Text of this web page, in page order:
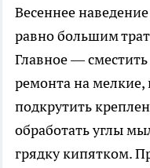
Весеннее
равно большим
Главное — сместить
ремонта на
подкрутить
обработать углы
грядку кипятком.